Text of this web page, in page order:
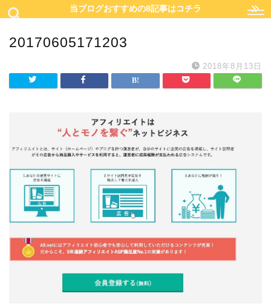
当ブログおすすめの8記事はコチラ
20170605171203
2018年8月13日